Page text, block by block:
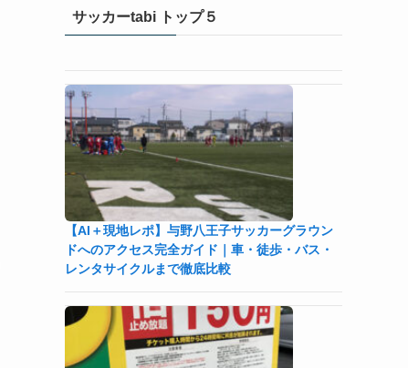
サッカーtabi トップ５
【AI＋現地レポ】与野八王子󠁣󠁴󠁿󠁣󠁴󠁿サッカーグラウン
ドへのアクセス完全ガイド｜車・徒歩・バス・
レンタサイクルまで徹底比較